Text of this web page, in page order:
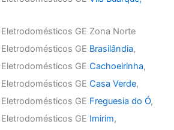
GE Zona Norte
GE Brasilândia,
GECachoeirinha,
GECasa Verde,
GE Freguesia do Ó,
GE Imirim,